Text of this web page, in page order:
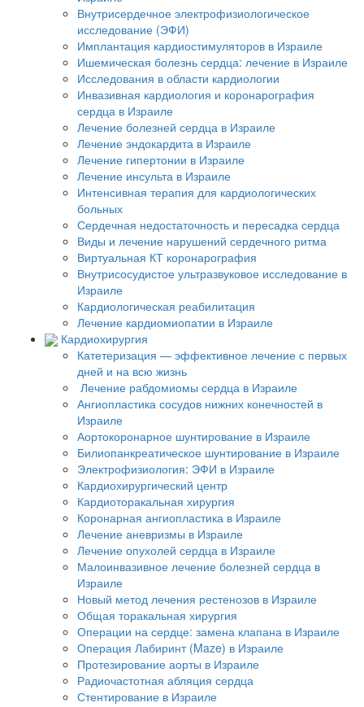
Внутрисердечное электрофизиологическое
исследование (ЭФИ)
Имплантация кардиостимуляторов в Израиле
Ишемическая болезнь сердца: лечение в Израиле
Исследования в области кардиологии
Инвазивная кардиология и коронарография
сердца в Израиле
Лечение болезней сердца в Израиле
Лечение эндокардита в Израиле
Лечение гипертонии в Израиле
Лечение инсульта в Израиле
Интенсивная терапия для кардиологических
больных
Сердечная недостаточность и пересадка сердца
Виды и лечение нарушений сердечного ритма
Виртуальная КТ коронарография
Внутрисосудистое ультразвуковое исследование в
Израиле
Кардиологическая реабилитация
Лечение кардиомиопатии в Израиле
Кардиохирургия
Катетеризация — эффективное лечение с первых
дней и на всю жизнь
Лечение рабдомиомы сердца в Израиле
Ангиопластика сосудов нижних конечностей в
Израиле
Аортокоронарное шунтирование в Израиле
Билиопанкреатическое шунтирование в Израиле
Электрофизиология: ЭФИ в Израиле
Кардиохирургический центр
Кардиоторакальная хирургия
Коронарная ангиопластика в Израиле
Лечение аневризмы в Израиле
Лечение опухолей сердца в Израиле
Малоинвазивное лечение болезней сердца в
Израиле
Новый метод лечения рестенозов в Израиле
Общая торакальная хирургия
Операции на сердце: замена клапана в Израиле
Операция Лабиринт (Maze) в Израиле
Протезирование аорты в Израиле
Радиочастотная абляция сердца
Стентирование в Израиле